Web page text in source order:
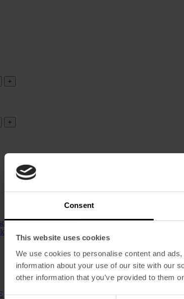
Consent
This website uses cookies
We use cookies to personalise content and
information about your use of our site with our
other information that you’ve provided to them